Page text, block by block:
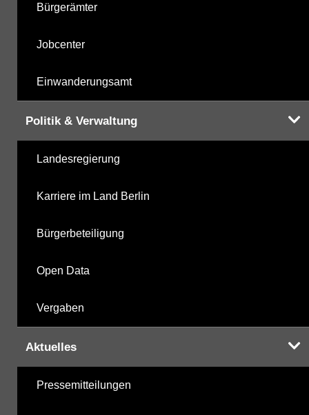
Bürgerämter
Jobcenter
Einwanderungsamt
Politik & Verwaltung
Landesregierung
Karriere im Land Berlin
Bürgerbeteiligung
Open Data
Vergaben
Aktuelles
Pressemitteilungen